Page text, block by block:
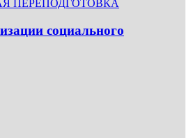
ПЕРЕПОДГОТОВКА
социального